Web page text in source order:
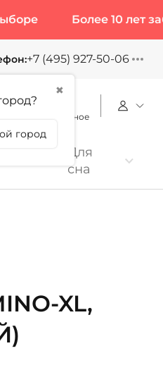
Более 10 лет
✖
город
+7 (495) 927-50-06
Избранное
Для
сна
XL,